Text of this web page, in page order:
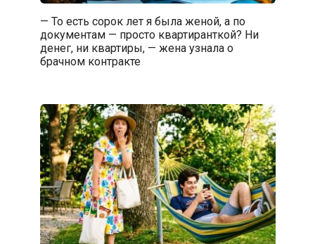
— То есть сорок лет я была женой, а по
документам — просто квартиранткой? Ни
денег, ни квартиры, — жена узнала о
брачном контракте